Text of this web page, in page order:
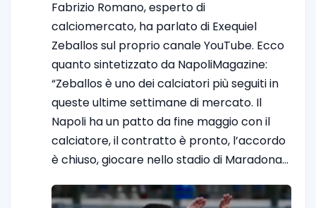
Fabrizio Romano, esperto di
calciomercato, ha parlato di Exequiel
Zeballos sul proprio canale YouTube. Ecco
quanto sintetizzato da NapoliMagazine:
“Zeballos è uno dei calciatori più seguiti in
queste ultime settimane di mercato. Il
Napoli ha un patto da fine maggio con il
calciatore, il contratto è pronto, l’accordo
è chiuso, giocare nello stadio di Maradona…